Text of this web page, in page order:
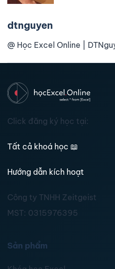
dtnguyen
@ Học Excel Online |
Click đăng ký học tại:
Tất cả khoá học 📖
Hướng dẫn kích hoạt
Công ty TNHH Zeitgeist
MST: 0315976395
Sản phẩm